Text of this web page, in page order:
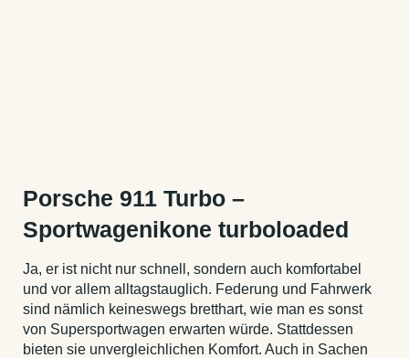
Porsche 911 Turbo –
Sportwagenikone turboloaded
Ja, er ist nicht nur schnell, sondern auch komfortabel
und vor allem alltagstauglich. Federung und Fahrwerk
sind nämlich keineswegs bretthart, wie man es sonst
von Supersportwagen erwarten würde. Stattdessen
bieten sie unvergleichlichen Komfort. Auch in Sachen